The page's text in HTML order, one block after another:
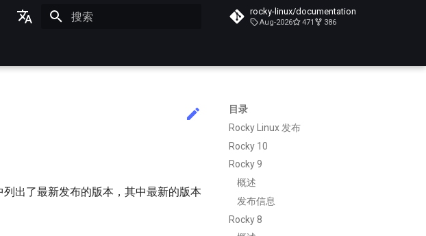
本語
rocky-linux/documentation
Aug-2026 471 386
目录
Rocky Linux 发布
Rocky 10
Rocky 9
概述
发布信息
Rocky 8
出了最新发布的版本，其中最新的版本